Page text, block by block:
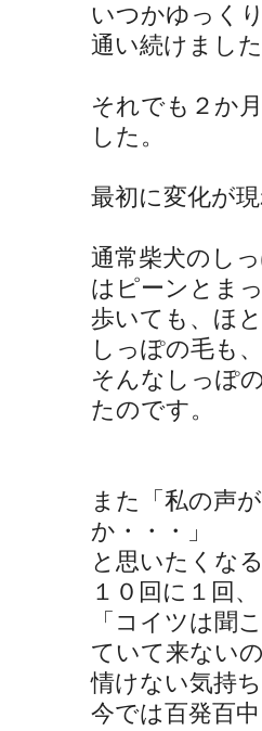
いつかゆっく
通い続けまし
それでも２か
した。
最初に変化が
通常柴犬のし
はピーンとま
歩いても、ほ
しっぽの毛も
そんなしっぽ
たのです。
また「私の声
か・・・」
と思いたくな
１０回に１回
「コイツは聞
ていて来ない
情けない気持
今では百発百